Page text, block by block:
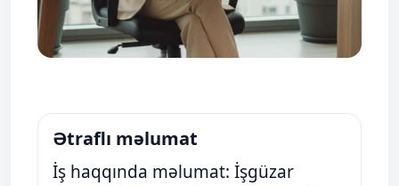
Ətraflı məlumat
İş haqqında məlumat: İşgüzar